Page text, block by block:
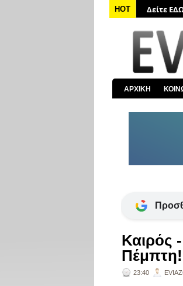
HOT
Δείτε
Δείτε
Δείτε
Δείτε
Δείτε
Δείτε
ΑΡΧΙΚΗ
Καιρός
23:40